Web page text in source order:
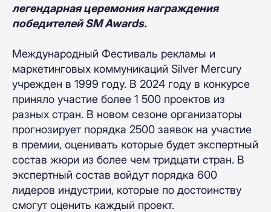
легендарная церемония награждения
победителей SM Awards.
Международный Фестиваль рекламы и
маркетинговых коммуникаций Silver Mercury
учрежден в 1999 году. В 2024 году в конкурсе
приняло участие более 1 500 проектов из
разных стран. В новом сезоне организаторы
прогнозирует порядка 2500 заявок на участие
в премии, оценивать которые будет экспертный
состав жюри из более чем тридцати стран. В
экспертный состав войдут порядка 600
лидеров индустрии, которые по достоинству
смогут оценить каждый проект.